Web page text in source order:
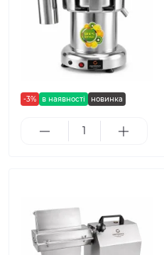
-3% в наявності новинка